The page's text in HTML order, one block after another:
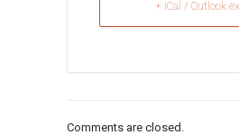
+ iCal / Outlook
Comments are closed.